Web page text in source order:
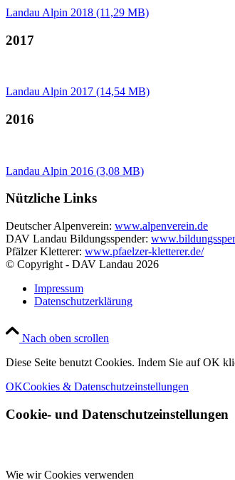
Landau Alpin 2018 (11,29 MB)
2017
Landau Alpin 2017 (14,54 MB)
2016
Landau Alpin 2016 (3,08 MB)
Nützliche Links
Deutscher Alpenverein: www.alpenverein.de
DAV Landau Bildungsspender:
Pfälzer Kletterer: www.pfaelzer-kletterer.de/
© Copyright - DAV Landau 2026
Impressum
Datenschutzerklärung
Nach oben scrollen
Diese Seite benutzt Cookies. Indem Sie auf OK
OKCookies & Datenschutzeinstellungen
Cookie- und Datenschutzeinstellungen
Wie wir Cookies verwenden